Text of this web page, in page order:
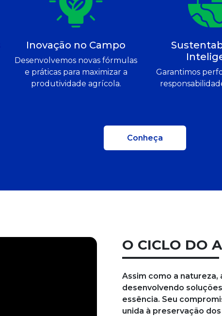
Inovação no Campo
Desenvolvemos novas fórmulas
e práticas para maximizar a
produtividade agrícola.
Garantimos
Conheça
O CICLO DO
Assim como a natureza,
desenvolvendo
essência. Seu
unida à preservação